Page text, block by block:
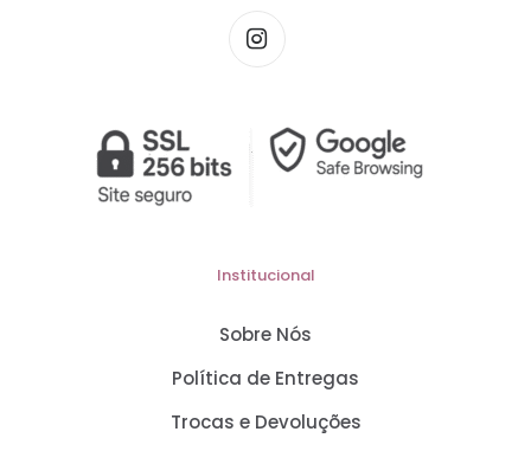
Institucional
Sobre Nós
Política de Entregas
Trocas e Devoluções